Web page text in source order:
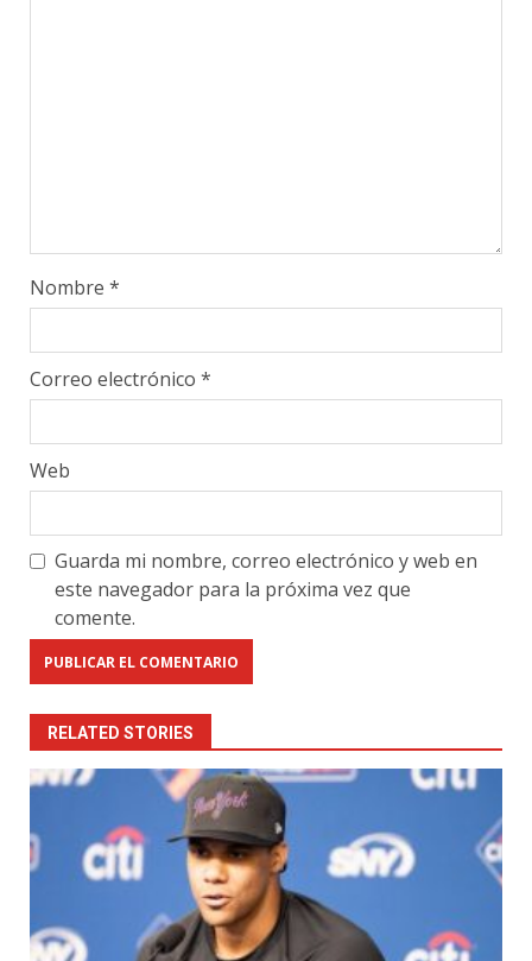
Nombre *
Correo electrónico *
Web
Guarda mi nombre, correo electrónico y web en
este navegador para la próxima vez que
comente.
RELATED STORIES